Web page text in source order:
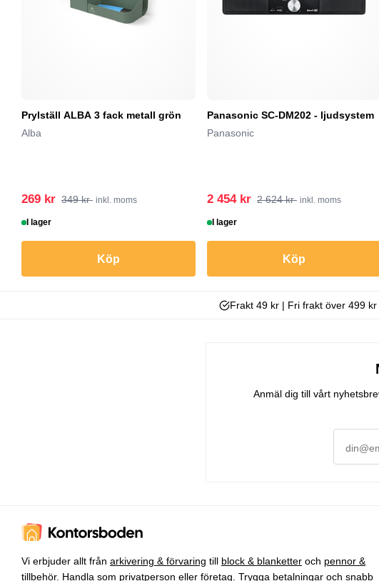
Prylställ ALBA 3 fack metall grön
Alba
269 kr 349 kr inkl. moms
I lager
Köp
Panasonic SC-DM202 - ljudsystem
Panasonic
2 454 kr 2 624 kr inkl. moms
I lager
Köp
Frakt 49 kr | Fri frakt över 499 kr
Anmäl dig till vårt
Vi erbjuder allt från arkivering & förvaring till block & blanketter och pennor &
tillbehör. Handla som privatperson eller företag. Trygga betalningar och snabb